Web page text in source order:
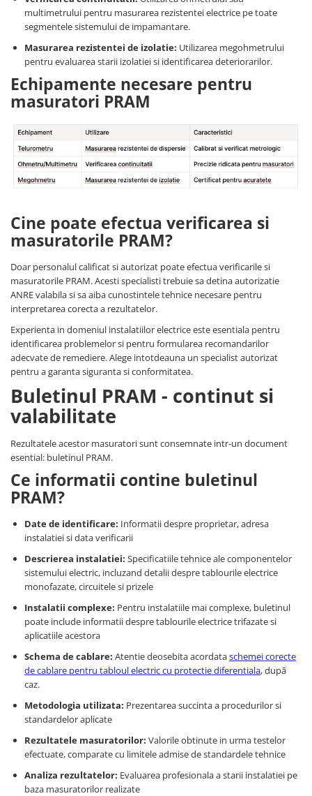
multimetrului pentru masurarea rezistentei electrice pe toate
segmentele sistemului de impamantare.
Masurarea rezistentei de izolatie: Utilizarea megohmetrului
pentru evaluarea starii izolatiei si identificarea deteriorarilor.
Echipamente necesare pentru
masuratori PRAM
Cine poate efectua verificarea si
masuratorile PRAM?
Doar personalul calificat si autorizat poate efectua verificarile si
masuratorile PRAM. Acesti specialisti trebuie sa detina autorizatie
ANRE valabila si sa aiba cunostintele tehnice necesare pentru
interpretarea corecta a rezultatelor.
Experienta in domeniul instalatiilor electrice este esentiala pentru
identificarea problemelor si pentru formularea recomandarilor
adecvate de remediere. Alege intotdeauna un specialist autorizat
pentru a garanta siguranta si conformitatea.
Buletinul PRAM - continut si
valabilitate
Rezultatele acestor masuratori sunt consemnate intr-un document
esential: buletinul PRAM.
Ce informatii contine buletinul
PRAM?
Date de identificare: Informatii despre proprietar, adresa
instalatiei si data verificarii
Descrierea instalatiei: Specificatiile tehnice ale componentelor
sistemului electric, incluzand detalii despre tablourile electrice
monofazate, circuitele si prizele
Instalatii complexe: Pentru instalatiile mai complexe, buletinul
poate include informatii despre tablourile electrice trifazate si
aplicatiile acestora
Schema de cablare: Atentie deosebita acordataschemei corecte
de cablare pentru tabloul electric cu protectie diferentiala, după
caz.
Metodologia utilizata: Prezentarea succinta a procedurilor si
standardelor aplicate
Rezultatele masuratorilor: Valorile obtinute in urma testelor
efectuate, comparate cu limitele admise de standardele tehnice
Analiza rezultatelor: Evaluarea profesionala a starii instalatiei pe
baza masuratorilor realizate